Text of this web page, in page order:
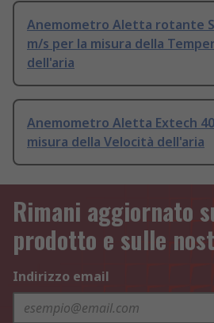
Anemometro Aletta rotante
m/s per la misura della
dell'aria
Anemometro Aletta Extech
misura della Velocità dell'aria
Rimani aggiornato
prodotto e sulle
Indirizzo email